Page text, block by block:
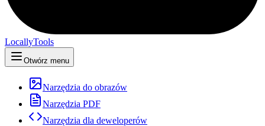
LocallyTools
Otwórz menu
Narzędzia do obrazów
Narzędzia PDF
Narzędzia dla deweloperów